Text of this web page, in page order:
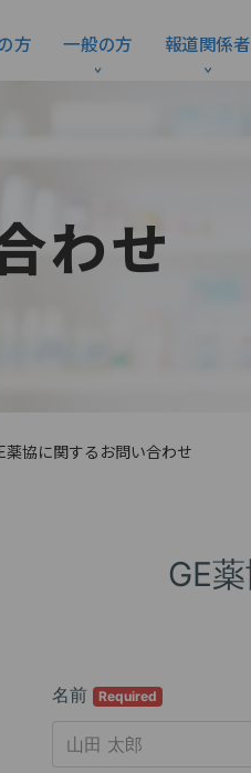
方 一般の方 報道関係者
わせ
薬協に関するお問い合わせ